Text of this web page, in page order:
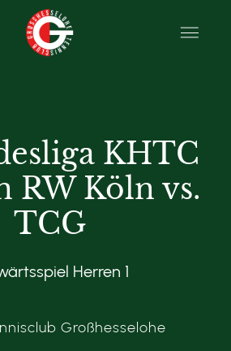
KHTC
RW Köln vs.
TCG
Herren 1
Großhesselohe